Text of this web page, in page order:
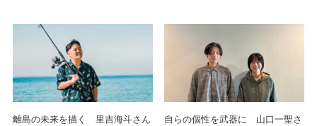
離島の未来を描く 里吉海斗さん
自らの個性を武器に 山口一聖さ